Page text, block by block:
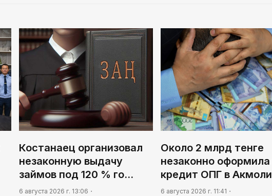
Костанаец организовал
незаконную выдачу
займов под 120 % го…
6 августа 2026 г. 13:06
Около 2 млрд тенге
незаконно оформила
кредит ОПГ в
6 августа 2026 г. 11:41